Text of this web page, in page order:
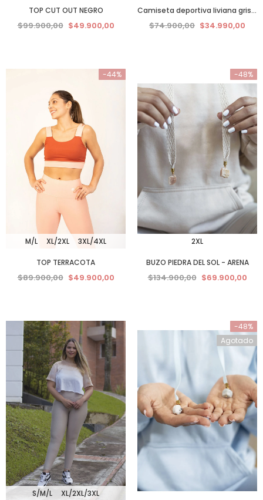
TOP CUT OUT NEGRO
$99.900,00 $49.900,00
Camiseta deportiva liviana gris claro
$74.900,00 $34.990,00
-44%
M/L XL/2XL 3XL/4XL
TOP TERRACOTA
$89.900,00 $49.900,00
-48%
2XL
BUZO PIEDRA DEL SOL - ARENA
$134.900,00 $69.900,00
S/M/L XL/2XL/3XL
-48%
Agotado